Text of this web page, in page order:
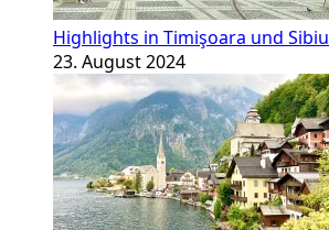
Highlights in Timişoara und Sibiu
23. August 2024